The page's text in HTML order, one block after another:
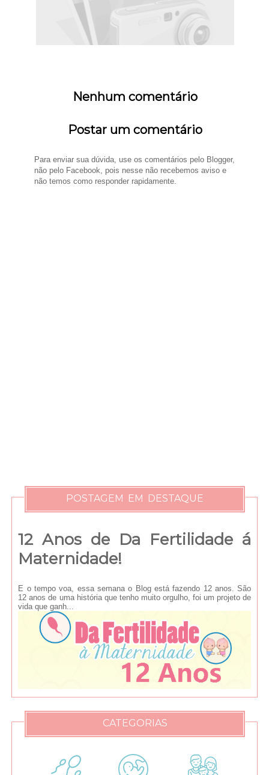
Nenhum comentário
Postar um comentário
Para enviar sua dúvida, use os comentários pelo Blogger,
não pelo Facebook, pois nesse não recebemos aviso e
não temos como responder rapidamente.
POSTAGEM EM DESTAQUE
12 Anos de Da Fertilidade á
Maternidade!
E o tempo voa, essa semana o Blog está fazendo 12 anos. São
12 anos de uma história que tenho muito orgulho, foi um projeto de
vida que ganh...
CATEGORIAS